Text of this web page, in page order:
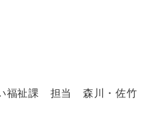
福祉課 担当 森川・佐竹